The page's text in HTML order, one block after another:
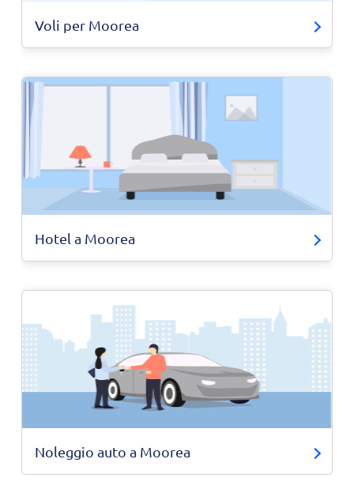
Voli per Moorea
Hotel a Moorea
Noleggio auto a Moorea